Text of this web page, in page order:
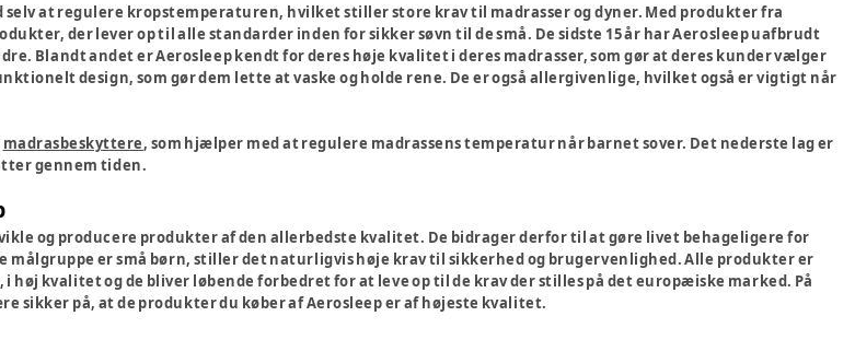
selv at regulere kropstemperaturen, hvilket stiller store krav til madrasser og dyner. Med produkter fra
der lever op til alle standarder inden for sikker søvn til de små. De sidste 15 år har Aerosleep uafbrudt
Blandt andet er Aerosleep kendt for deres høje kvalitet i deres madrasser, som gør at deres kunder vælger
design, som gør dem lette at vaske og holde rene. De er også allergivenlige, hvilket også er vigtigt når
madrasbeskyttere, som hjælper med at regulere madrassens temperatur når barnet sover. Det nederste lag er
gennem tiden.
og producere produkter af den allerbedste kvalitet. De bidrager derfor til at gøre livet behageligere for
målgruppe er små børn, stiller det naturligvis høje krav til sikkerhed og brugervenlighed. Alle produkter er
kvalitet og de bliver løbende forbedret for at leve op til de krav der stilles på det europæiske marked. På
sikker på, at de produkter du køber af Aerosleep er af højeste kvalitet.